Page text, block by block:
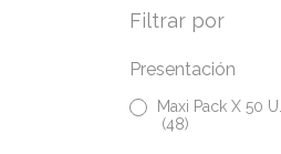
Filtrar por
Presentación
Maxi Pack X 50 U.
(48)